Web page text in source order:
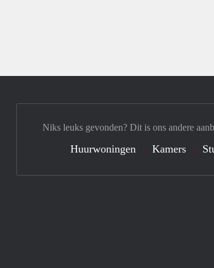
Niks leuks gevonden? Dit is ons andere
Huurwoningen Kamers